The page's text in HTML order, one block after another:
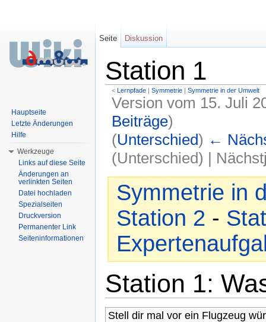
Station 1
< Lernpfade‎ | Symmetrie‎ | Symmetrie in der Umwelt
Version vom 15. Juli
Beiträge)
(Unterschied) ←
(Unterschied) |
Symmetrie in
Station 2 -
Station 1:
Stell dir mal vor ein Flugzeug
Seite Diskussion
Hauptseite
Letzte Änderungen
Hilfe
Werkzeuge
Links auf diese Seite
Änderungen an
verlinkten Seiten
Datei hochladen
Spezialseiten
Druckversion
Permanenter Link
Seiteninformationen